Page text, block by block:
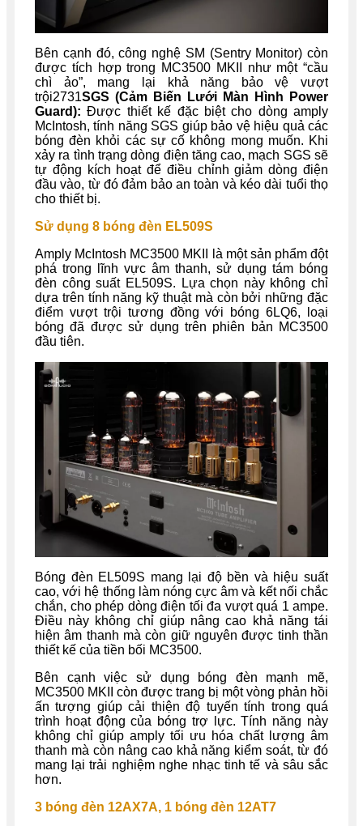
Bên cạnh đó, công nghệ SM (Sentry Monitor) còn
được tích hợp trong MC3500 MKII như một “cầu
chì ảo”, mang lại khả năng bảo vệ vượt
trội2731SGS (Cảm Biến Lưới Màn Hình Power
Guard): Được thiết kế đặc biệt cho dòng amply
McIntosh, tính năng SGS giúp bảo vệ hiệu quả các
bóng đèn khỏi các sự cố không mong muốn. Khi
xảy ra tình trạng dòng điện tăng cao, mạch SGS sẽ
tự động kích hoạt để điều chỉnh giảm dòng điện
đầu vào, từ đó đảm bảo an toàn và kéo dài tuổi thọ
cho thiết bị.
Sử dụng 8 bóng đèn EL509S
Amply McIntosh MC3500 MKII là một sản phẩm đột
phá trong lĩnh vực âm thanh, sử dụng tám bóng
đèn công suất EL509S. Lựa chọn này không chỉ
dựa trên tính năng kỹ thuật mà còn bởi những đặc
điểm vượt trội tương đồng với bóng 6LQ6, loại
bóng đã được sử dụng trên phiên bản MC3500
đầu tiên.
Bóng đèn EL509S mang lại độ bền và hiệu suất
cao, với hệ thống làm nóng cực âm và kết nối chắc
chắn, cho phép dòng điện tối đa vượt quá 1 ampe.
Điều này không chỉ giúp nâng cao khả năng tái
hiện âm thanh mà còn giữ nguyên được tinh thần
thiết kế của tiền bối MC3500.
Bên cạnh việc sử dụng bóng đèn mạnh mẽ,
MC3500 MKII còn được trang bị một vòng phản hồi
ấn tượng giúp cải thiện độ tuyến tính trong quá
trình hoạt động của bóng trợ lực. Tính năng này
không chỉ giúp amply tối ưu hóa chất lượng âm
thanh mà còn nâng cao khả năng kiểm soát, từ đó
mang lại trải nghiệm nghe nhạc tinh tế và sâu sắc
hơn.
3 bóng đèn 12AX7A, 1 bóng đèn 12AT7